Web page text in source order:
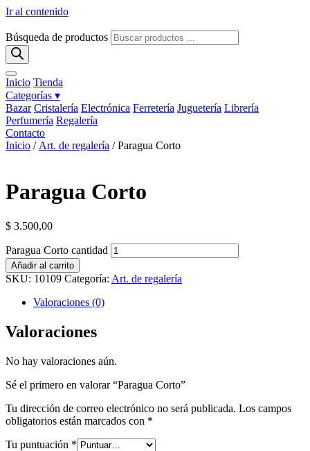
Ir al contenido
Búsqueda de productos
Inicio Tienda
Categorías ▾
Bazar Cristalería Electrónica Ferretería Juguetería Librería
Perfumería Regalería
Contacto
Inicio / Art. de regalería / Paragua Corto
Paragua Corto
$ 3.500,00
Paragua Corto cantidad
Añadir al carrito
SKU: 10109 Categoría: Art. de regalería
Valoraciones (0)
Valoraciones
No hay valoraciones aún.
Sé el primero en valorar “Paragua Corto”
Tu dirección de correo electrónico no será publicada. Los campos
obligatorios están marcados con *
Tu puntuación *